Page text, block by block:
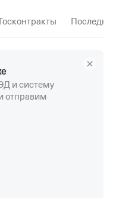
Госконтракты
и систему
отправим